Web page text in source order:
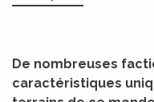
De nombreuses
caractéristiques